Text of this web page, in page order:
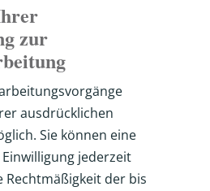
zur
ausdrücklichen
Sie können eine
jederzeit
Rechtmäßigkeit der bis